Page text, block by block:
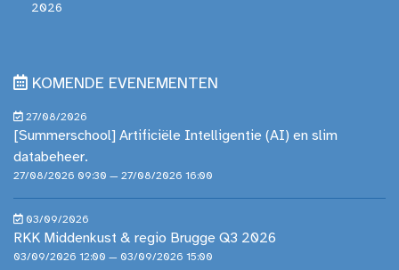
2026
KOMENDE EVENEMENTEN
27/08/2026
[Summerschool] Artificiële Intelligentie (AI) en slim
databeheer.
27/08/2026 09:30 — 27/08/2026 16:00
03/09/2026
RKK Middenkust & regio Brugge Q3 2026
03/09/2026 12:00 — 03/09/2026 15:00